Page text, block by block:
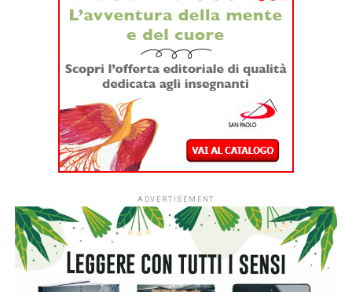
L’incontro mette in dialogo due universi creativi
esprimendosi attraverso linguaggi differenti, condividono
una profonda affinità. Da un lato il
fatto di
immagini raccolte, ritagliate e ricomposte; dall’altro
moda sostenibile, che trasforma tessuti, materiali e
spesso avanzi di lavorazione in nuove forme e nuove
possibilità.
Il librodi Angelica Gerosa
racconta il collage come un
gioco di immaginazione e progettazione: un’arte che nasce
dalla capacità di osservare il mondo, raccogliere
frammenti, immaginare ciò che ancora non esiste e
costruirlo pezzo dopo pezzo. Animali fantastici, volti